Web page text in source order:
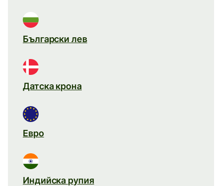
Български лев
Датска крона
Евро
Индийска рупия